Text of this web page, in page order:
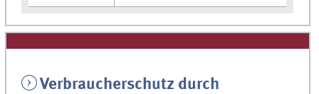
Verbraucherschutz durch